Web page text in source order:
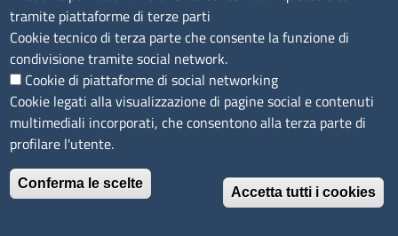
Sito web
Accesso riservato
Mappa del sito
Menù privacy
Cookie Note legali
Privacy
Dichiarazione di Accessibilità
© 2026 Camere di Commercio di Ferrara Ravenna
tramite piattaforme di terze parti
Cookie tecnico di terza parte che consente la funzione di
condivisione tramite social network.
Cookie di piattaforme di social networking
Cookie legati alla visualizzazione di pagine social e contenuti
multimediali incorporati, che consentono alla terza parte di
profilare l'utente.
Conferma le scelte
Accetta tutti i cookies